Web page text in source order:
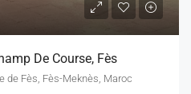
De Course, Fès
de Fès, Fès-Meknès, Maroc